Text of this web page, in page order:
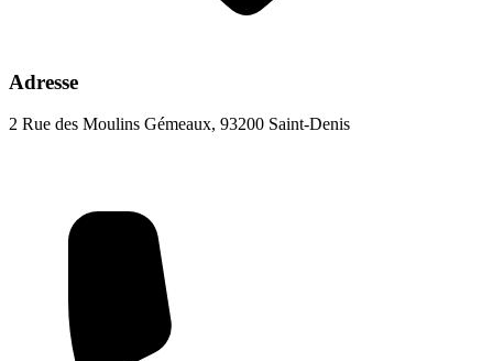
Adresse
2 Rue des Moulins Gémeaux, 93200 Saint-Denis